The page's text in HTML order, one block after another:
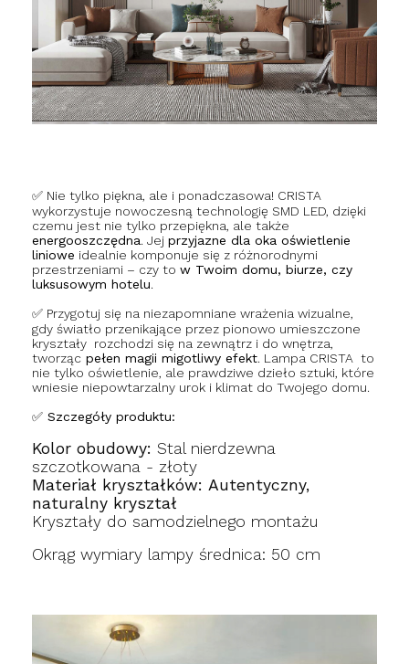
✅ Nie tylko piękna, ale i ponadczasowa! CRISTA
wykorzystuje nowoczesną technologię SMD LED, dzięki
czemu jest nie tylko przepiękna, ale także
energooszczędna. Jej przyjazne dla oka oświetlenie
liniowe idealnie komponuje się z różnorodnymi
przestrzeniami – czy to w Twoim domu, biurze, czy
luksusowym hotelu.
✅ Przygotuj się na niezapomniane wrażenia wizualne,
gdy światło przenikające przez pionowo umieszczone
kryształy rozchodzi się na zewnątrz i do wnętrza,
tworząc pełen magii migotliwy efekt. Lampa CRISTA to
nie tylko oświetlenie, ale prawdziwe dzieło sztuki, które
wniesie niepowtarzalny urok i klimat do Twojego domu.
✅ Szczegóły produktu:
Kolor obudowy: Stal nierdzewna
szczotkowana - złoty
Materiał kryształków: Autentyczny,
naturalny kryształ
Kryształy do samodzielnego montażu
Okrąg wymiary lampy średnica: 50 cm